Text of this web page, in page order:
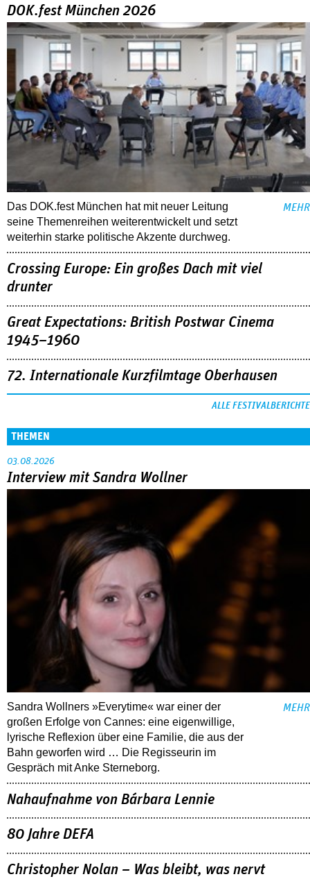
DOK.fest München 2026
Das DOK.fest München hat mit neuer Leitung
seine Themenreihen weiterentwickelt und setzt
weiterhin starke politische Akzente durchweg.
MEHR
Crossing Europe: Ein großes Dach mit viel
drunter
Great Expectations: British Postwar Cinema
1945–1960
72. Internationale Kurzfilmtage Oberhausen
ALLE FESTIVALBERICHTE
THEMEN
03.08.2026
Interview mit Sandra Wollner
Sandra Wollners »Everytime« war einer der
großen Erfolge von Cannes: eine eigenwillige,
lyrische Reflexion über eine ­Familie, die aus der
Bahn geworfen wird … Die Regisseurin im
Gespräch mit Anke Sterneborg.
MEHR
Nahaufnahme von Bárbara Lennie
80 Jahre DEFA
Christopher Nolan – Was bleibt, was nervt